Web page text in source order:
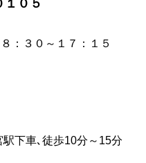
０５
：３０～１７：１５
下車､徒歩10分～15分